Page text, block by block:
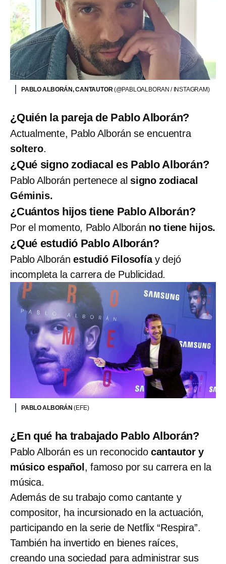
PABLO ALBORÁN, CANTAUTOR(@PABLOALBORAN / INSTAGRAM)
¿Quién la pareja de Pablo Alborán?
Actualmente, Pablo Alborán se encuentra
soltero.
¿Qué signo zodiacal es Pablo Alborán?
Pablo Alborán pertenece al signo zodiacal
Géminis.
¿Cuántos hijos tiene Pablo Alborán?
Por el momento, Pablo Alborán no tiene hijos.
¿Qué estudió Pablo Alborán?
Pablo Alboránestudió Filosofíay dejó
incompleta la carrera de Publicidad.
PABLO ALBORÁN(EFE)
¿En qué ha trabajado Pablo Alborán?
Pablo Alborán es un reconocido cantautor y
músico español, famoso por su carrera en la
música.
Además de su trabajo como cantante y
compositor, ha incursionado en la actuación,
participando en la serie de Netflix “Respira”.
También ha invertido en bienes raíces,
creando una sociedad para administrar sus